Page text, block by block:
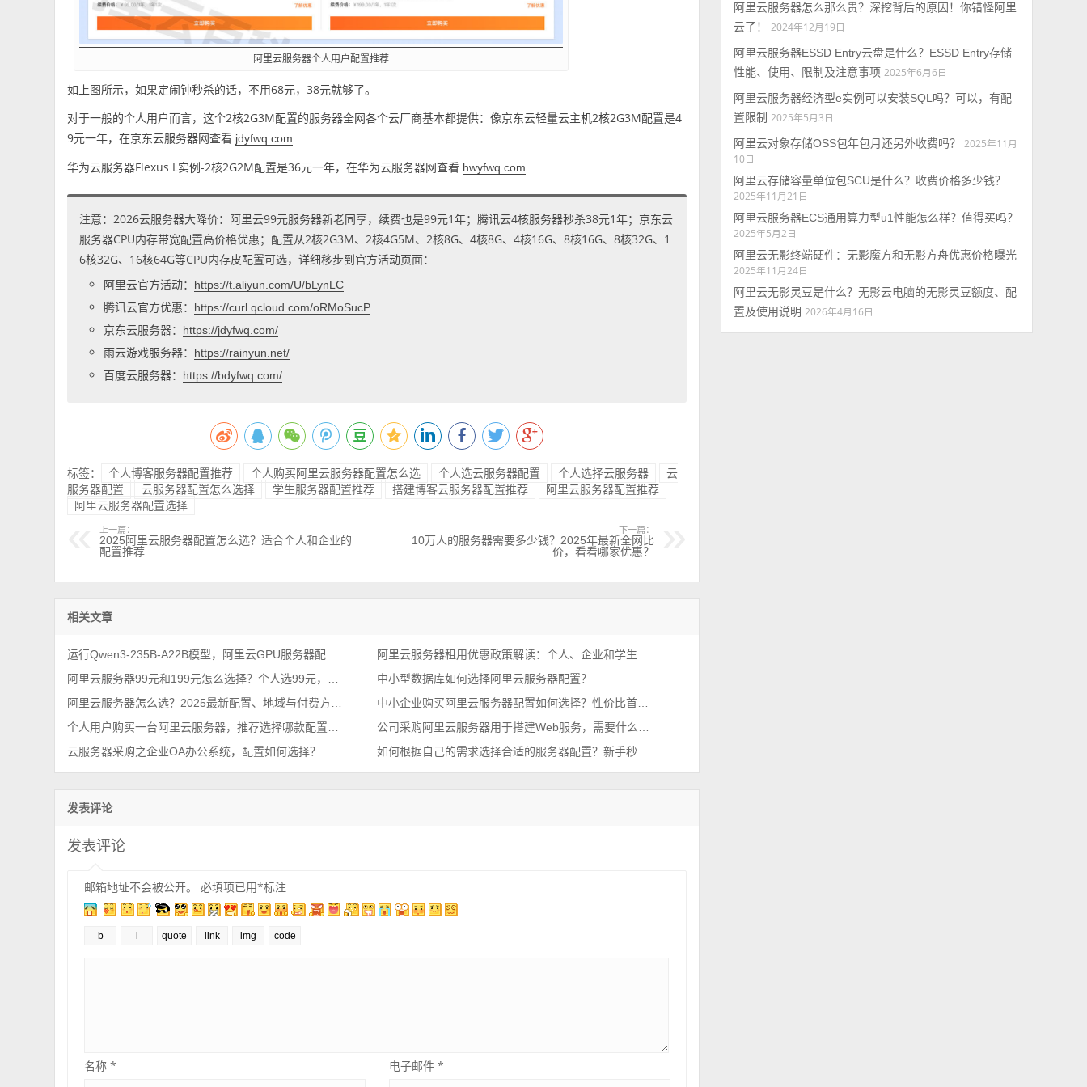
阿里云服务器个人用户配置推荐
如上图所示，如果定闹钟秒杀的话，不用68元，38元就够了。
对于一般的个人用户而言，这个2核2G3M配置的服务器全网各个云厂商基本都提供：像京东云轻量云主机2核2G3M配置是4
9元一年，在京东云服务器网查看 jdyfwq.com
华为云服务器Flexus L实例-2核2G2M配置是36元一年，在华为云服务器网查看 hwyfwq.com
注意：2026云服务器大降价：阿里云99元服务器新老同享，续费也是99元1年；腾讯云4核服务器秒杀38元1年；京东云
服务器CPU内存带宽配置高价格优惠；配置从2核2G3M、2核4G5M、2核8G、4核8G、4核16G、8核16G、8核32G、1
6核32G、16核64G等CPU内存皮配置可选，详细移步到官方活动页面：
阿里云官方活动：
https://t.aliyun.com/U/bLynLC
腾讯云官方优惠： https://curl.qcloud.com/oRMoSucP
京东云服务器： https://jdyfwq.com/
雨云游戏服务器： https://rainyun.net/
百度云服务器： https://bdyfwq.com/
标签： 个人博客服务器配置推荐 个人购买阿里云服务器配置怎么选 个人选云服务器配置 个人选择云服务器
云
服务器配置
云服务器配置怎么选择 学生服务器配置推荐 搭建博客云服务器配置推荐
阿里云服务器配置推荐
阿里云服务器配置选择
上一篇：
2025阿里云服务器配置怎么选？适合个人和企业的
配置推荐
下一篇：
10万人的服务器需要多少钱？2025年最新全网比
价，看看哪家优惠？
相关文章
中小型数据库如何选择阿里云服务器配置？
云服务器采购之企业OA办公系统，配置如何选择？
发表评论
发表评论
邮箱地址不会被公开。 必填项已用*标注
名称* 电子邮件 *
阿里云服务器怎么那么贵？深挖背后的原因！你错怪阿里
云了！
2024年12月19日
阿里云服务器ESSD Entry云盘是什么？ESSD Entry存储
性能、使用、限制及注意事项 2025年6月6日
阿里云服务器经济型e实例可以安装SQL吗？可以，有配
置限制 2025年5月3日
阿里云对象存储OSS包年包月还另外收费吗？
2025年11月
10日
阿里云存储容量单位包SCU是什么？收费价格多少钱？
2025年11月21日
阿里云服务器ECS通用算力型u1性能怎么样？值得买吗？
2025年5月2日
阿里云无影终端硬件：无影魔方和无影方舟优惠价格曝光
2025年11月24日
阿里云无影灵豆是什么？无影云电脑的无影灵豆额度、配
置及使用说明 2026年4月16日